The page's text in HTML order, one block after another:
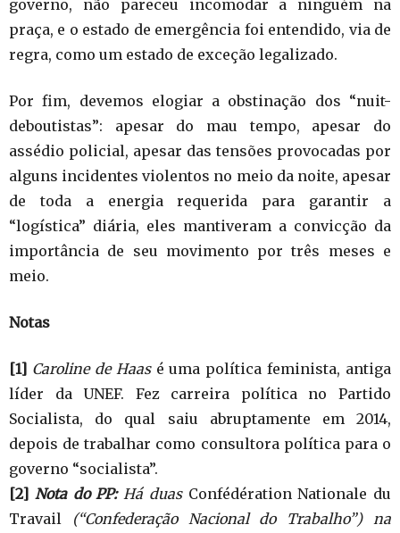
governo, não pareceu incomodar a ninguém na
praça, e o estado de emergência foi entendido, via de
regra, como um estado de exceção legalizado.
Por fim, devemos elogiar a obstinação dos “nuit-
deboutistas”: apesar do mau tempo, apesar do
assédio policial, apesar das tensões provocadas por
alguns incidentes violentos no meio da noite, apesar
de toda a energia requerida para garantir a
“logística” diária, eles mantiveram a convicção da
importância de seu movimento por três meses e
meio.
Notas
[1] Caroline de Haasé uma política feminista, antiga
líder da UNEF. Fez carreira política no Partido
Socialista, do qual saiu abruptamente em 2014,
depois de trabalhar como consultora política para o
governo “socialista”.
[2] Nota do PP:Há duas Confédération Nationale du
Travail (“Confederação Nacional do Trabalho”) na